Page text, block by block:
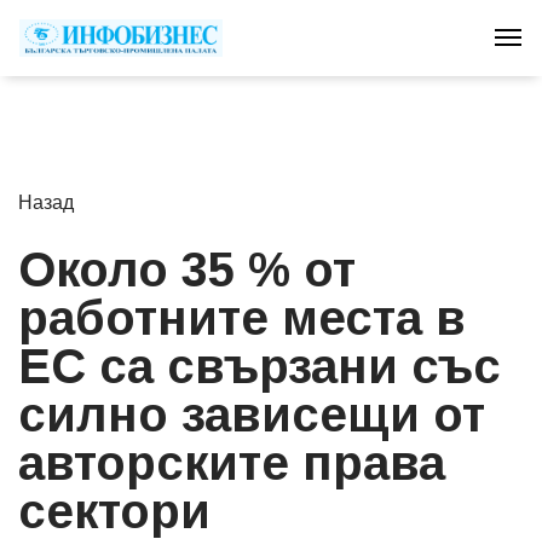
Назад
Около 35 % от
работните места в
ЕС са свързани със
силно зависещи от
авторските права
сектори